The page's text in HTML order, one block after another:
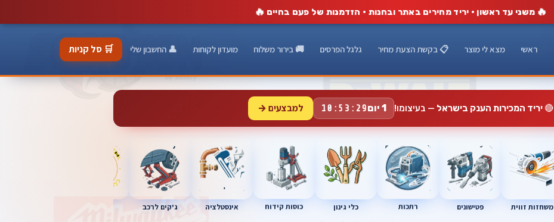
🔥משני עד ראשון · יריד מחירים באתר ובחנות · הזדמנות של פעם בחיים 🔥
ראשי מצא לי מוצר 📋 בקשת הצעת מחיר גלגל הפרסים 🚚 בירור משלוח מועדון לקוחות 👤 החשבון שלי 🛒 סל קניות
🔴יריד המכירות הענק בישראל — בעיצומו! 1 יום 10:53:28 למבצעים →
משחזות זווית פטישונים רתכות כלי גינון כוסות קידוח אינסטלציה ג'קים לרכב